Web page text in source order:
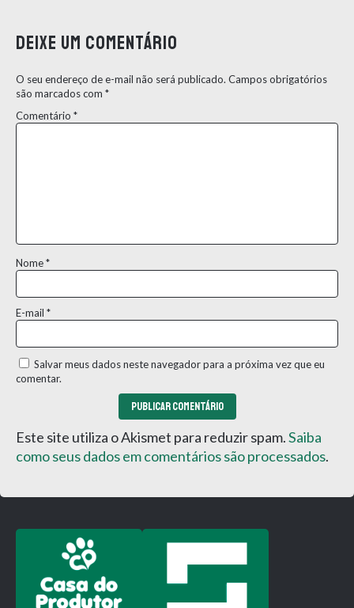
Deixe um comentário
O seu endereço de e-mail não será publicado. Campos obrigatórios
são marcados com *
Comentário *
Nome*
E-mail *
Salvar meus dados neste navegador para a próxima vez que eu
comentar.
Este site utiliza o Akismet para reduzir spam.Saiba
como seus dados em comentários são processados.